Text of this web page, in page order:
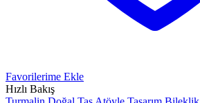
Favorilerime Ekle
Hızlı Bakış